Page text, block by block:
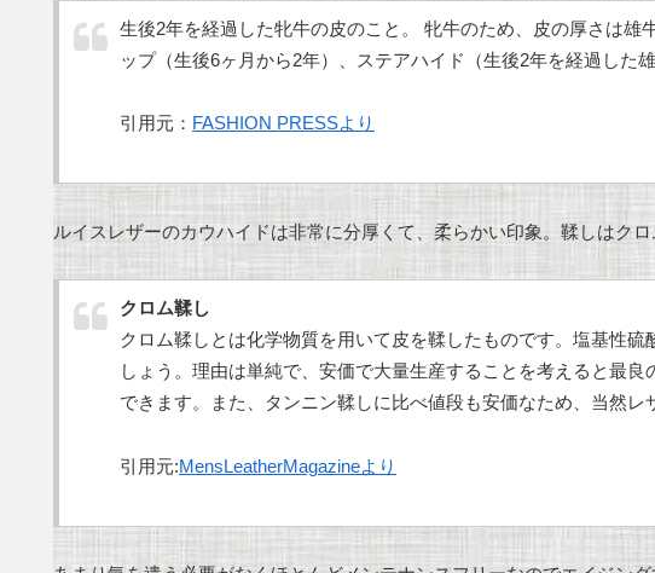
生後2年を経過した牝牛の皮のこと。 牝牛のため、皮の厚さは
ップ（生後6ヶ月から2年）、ステアハイド（生後2年を経過した
引用元： FASHION PRESSより
ルイスレザーのカウハイドは非常に分厚くて、柔らかい印象。鞣しはクロ
クロム鞣し
クロム鞣しとは化学物質を用いて皮を鞣したものです。塩基性
しょう。理由は単純で、安価で大量生産することを考えると最
できます。また、タンニン鞣しに比べ値段も安価なため、当然レ
引用元:MensLeatherMagazineより